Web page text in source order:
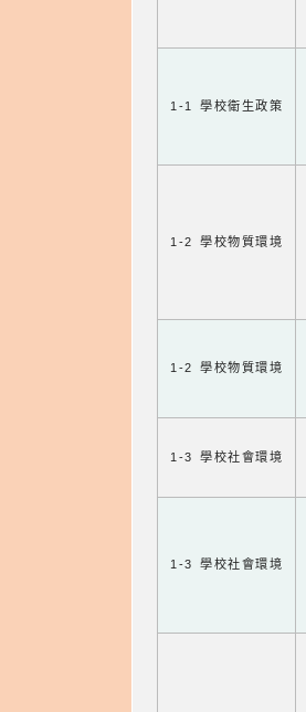
1-1 學校衛生政策
1-2 學校物質環境
1-2 學校物質環境
1-3 學校社會環境
1-3 學校社會環境